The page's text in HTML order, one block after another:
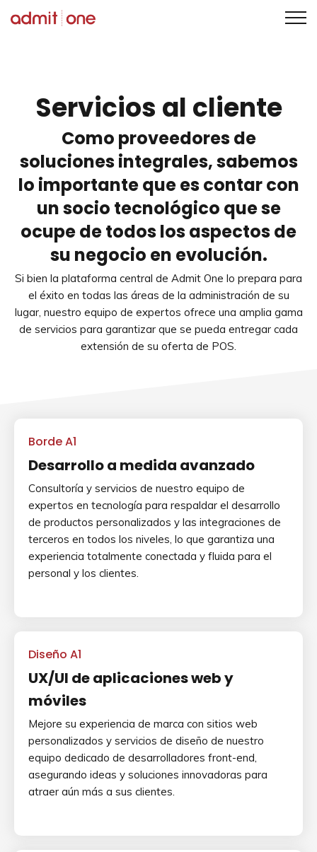
Servicios al cliente
Como proveedores de
soluciones integrales, sabemos
lo importante que es contar con
un socio tecnológico que se
ocupe de todos los aspectos de
su negocio en evolución.
Si bien la plataforma central de Admit One lo prepara para
el éxito en todas las áreas de la administración de su
lugar, nuestro equipo de expertos ofrece una amplia gama
de servicios para garantizar que se pueda entregar cada
extensión de su oferta de POS.
Borde A1
Desarrollo a medida avanzado
Consultoría y servicios de nuestro equipo de
expertos en tecnología para respaldar el desarrollo
de productos personalizados y las integraciones de
terceros en todos los niveles, lo que garantiza una
experiencia totalmente conectada y fluida para el
personal y los clientes.
Diseño A1
UX/UI de aplicaciones web y
móviles
Mejore su experiencia de marca con sitios web
personalizados y servicios de diseño de nuestro
equipo dedicado de desarrolladores front-end,
asegurando ideas y soluciones innovadoras para
atraer aún más a sus clientes.